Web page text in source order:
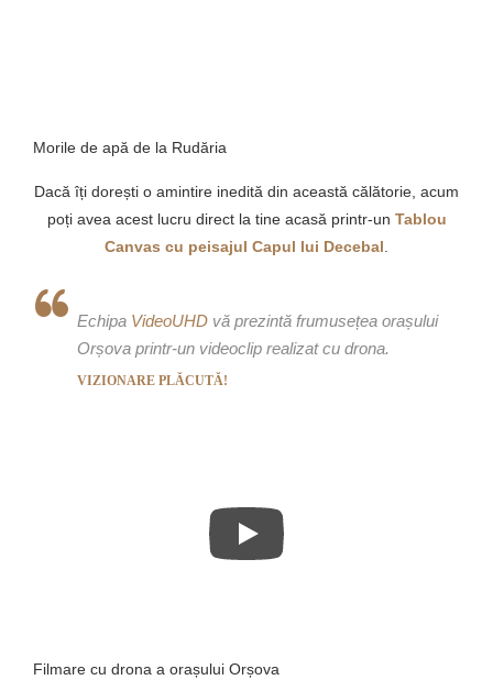
Morile de apă de la Rudăria
Dacă îți dorești o amintire inedită din această călătorie, acum
poți avea acest lucru direct la tine acasă printr-un Tablou
Canvas cu peisajul Capul lui Decebal
Echipa VideoUHD vă prezintă frumusețea orașului
Orșova printr-un videoclip realizat cu drona.
VIZIONARE PLĂCUTĂ!
Filmare cu drona a orașului Orșova